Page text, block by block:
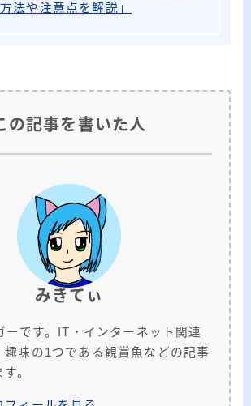
法や注意点を解説」
の記事を書いた人
みきてぃ
ーです。IT・インターネット関連
趣味の1つである観賞魚などの記事
。